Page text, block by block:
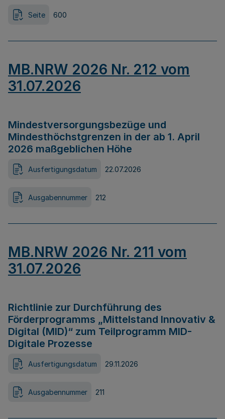
Seite 600
MB.NRW 2026 Nr. 212 vom
31.07.2026
Mindestversorgungsbezüge und
Mindesthöchstgrenzen in der ab 1. April
2026 maßgeblichen Höhe
Ausfertigungsdatum 22.07.2026
Ausgabennummer 212
MB.NRW 2026 Nr. 211 vom
31.07.2026
Richtlinie zur Durchführung des
Förderprogramms „Mittelstand Innovativ &
Digital (MID)“ zum Teilprogramm MID-
Digitale Prozesse
Ausfertigungsdatum 29.11.2026
Ausgabennummer 211